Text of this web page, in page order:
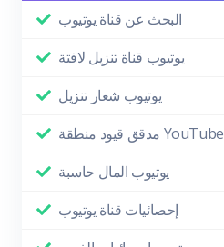
البحث عن قناة يوتيوب
يوتيوب قناة تنزيل لافتة
يوتيوب شعار تنزيل
مدقق قيود منطقة YouTube
يوتيوب المال حاسبة
إحصائيات قناة يوتيوب